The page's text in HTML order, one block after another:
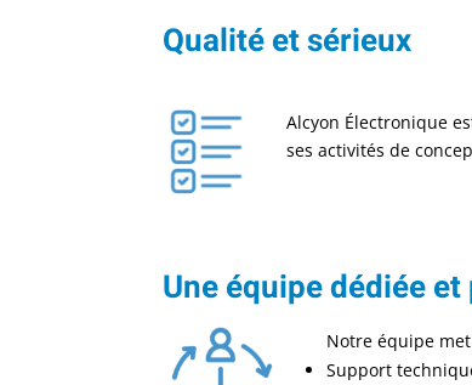
Qualité et sérieux
Alcyon Électronique
ses activités de
Une équipe dédiée
Notre équipe
Support